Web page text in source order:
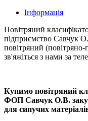
Інформація
Повітряний
підприємство Савчук
повітряний
зв'яжіться з нами за
Купимо повітряний
ФОП Савчук О.В.
для сипучих